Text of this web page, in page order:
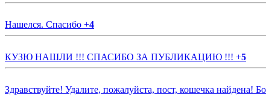
Нашелся. Спасибо +4
КУЗЮ НАШЛИ !!! СПАСИБО ЗА ПУБЛИКАЦИЮ !!! +5
Здравствуйте! Удалите, пожалуйста, пост, кошечка найдена!